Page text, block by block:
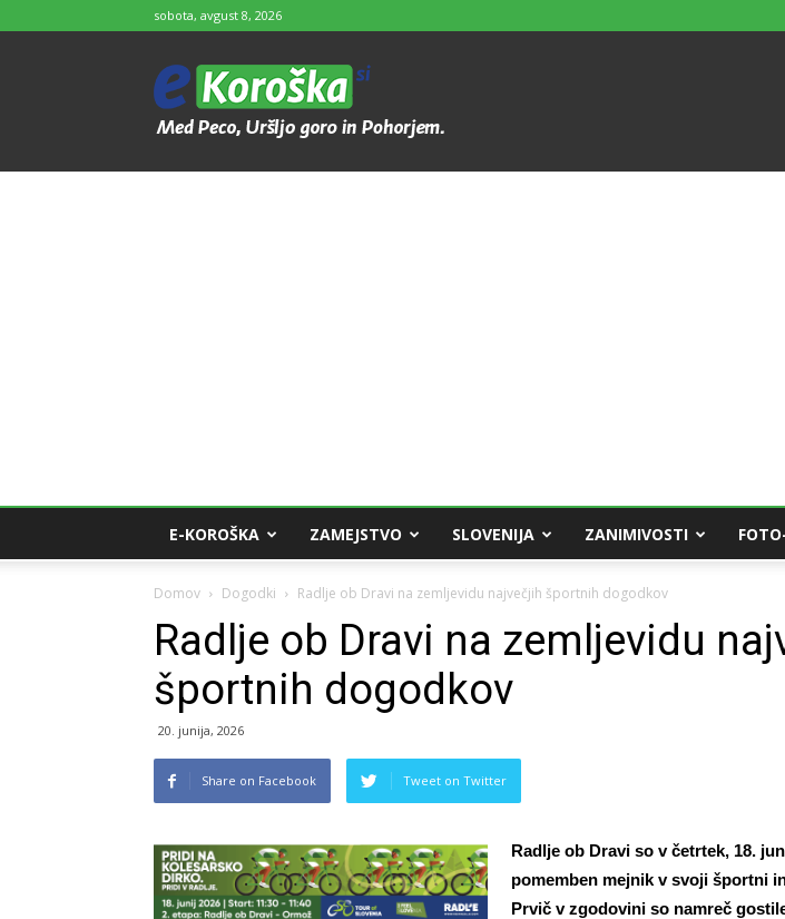
sobota, avgust 8, 2026
e-
Koroška
E-KOROŠKA ZAMEJSTVO SLOVENIJA ZANIMIVOSTI
Domov Dogodki Radlje ob Dravi na zemljevidu največjih športnih dogodkov
Radlje ob Dravi na zemljevidu
športnih dogodkov
20. junija, 2026
Share on Facebook Tweet on Twitter
Radlje ob Dravi so v četrtek, 18.
pomemben mejnik v svoji športni
Prvič v zgodovini so namreč